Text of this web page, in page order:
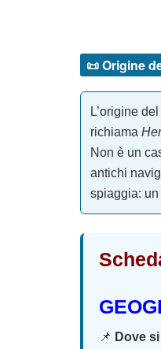
📜 Origine
L’origine
richiama
Non è un
antichi
spiaggia: un
📌 Dove